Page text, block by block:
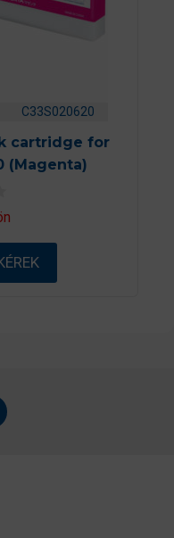
C33S020620
cartridge for
(Magenta)